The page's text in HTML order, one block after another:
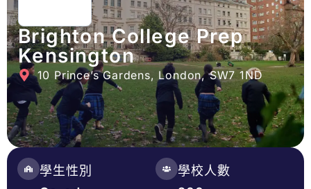
升學資訊
增值服務
預約諮詢
Brighton College Prep
Kensington
10 Prince’s Gardens, London, SW7 1ND
學生性別
學校人數